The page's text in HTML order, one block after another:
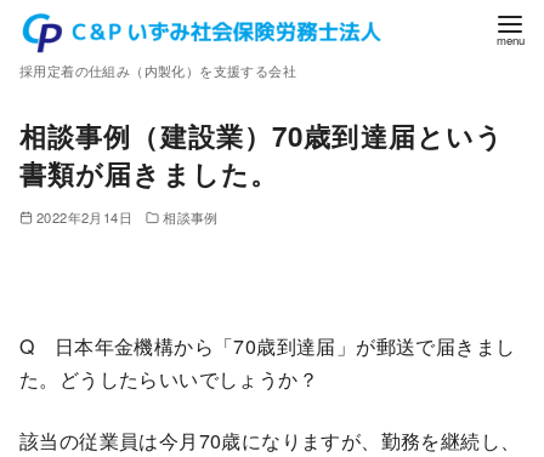
採用定着の仕組み（内製化）を支援する会社
相談事例（建設業）70歳到達届という
書類が届きました。
2022年2月14日 相談事例
Q 日本年金機構から「70歳到達届」が郵送で届きまし
た。どうしたらいいでしょうか？
該当の従業員は今月70歳になりますが、勤務を継続し、